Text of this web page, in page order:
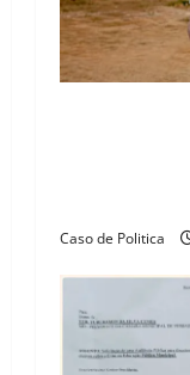
Caso de Politica